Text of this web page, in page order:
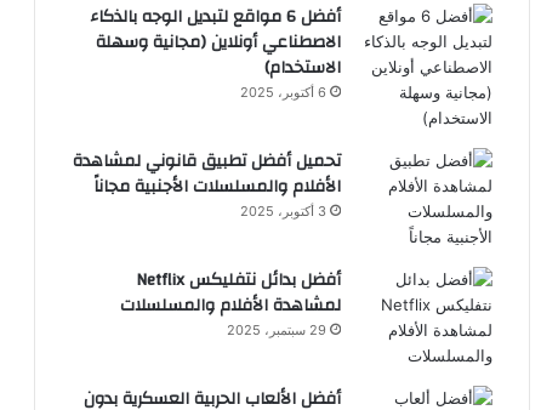
أفضل 6 مواقع لتبديل الوجه بالذكاء
الاصطناعي أونلاين (مجانية وسهلة
الاستخدام)
6 أكتوبر، 2025
تحميل أفضل تطبيق قانوني لمشاهدة
الأفلام والمسلسلات الأجنبية مجاناً
3 أكتوبر، 2025
أفضل بدائل نتفليكس Netflix
لمشاهدة الأفلام والمسلسلات
29 سبتمبر، 2025
أفضل الألعاب الحربية العسكرية بدون